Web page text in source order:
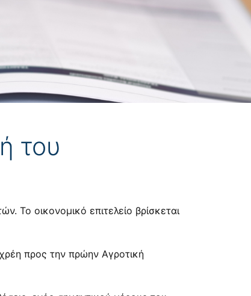
του
Το οικονομικό επιτελείο βρίσκεται
προς την πρώην Αγροτική